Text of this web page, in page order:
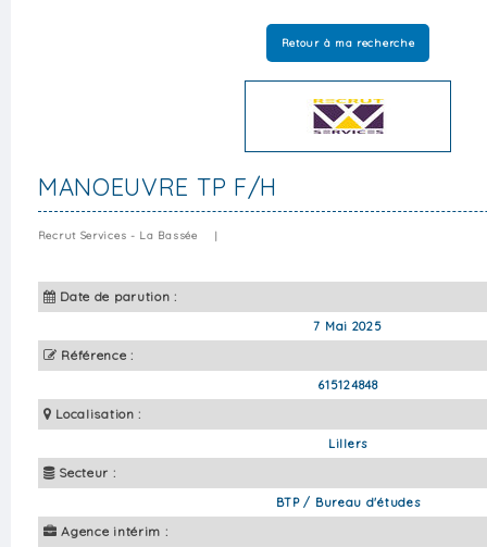
Retour à ma recherche
MANOEUVRE TP F/H
Recrut Services - La Bassée |
Date de parution :
7 Mai 2025
Référence :
615124848
Localisation :
Lillers
Secteur :
BTP / Bureau d'études
Agence intérim :